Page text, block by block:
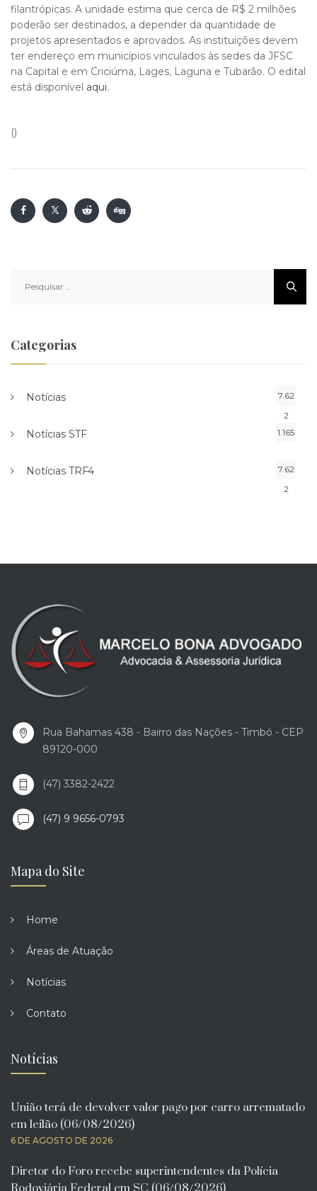
filantrópicas. A unidade estima que cerca de R$ 2 milhões
poderão ser destinados, a depender da quantidade de
projetos apresentados e aprovados. As instituições devem
ter endereço em municípios vinculados às sedes da JFSC
na Capital e em Criciúma, Lages, Laguna e Tubarão. O edital
está disponível aqui.
()
por:
Categorias
Notícias
7.62
2
Notícias STF 1.165
Notícias TRF4
7.62
2
Rua Bahamas 438 - Bairro das Nações - Timbó - CEP
89120-000
(47) 3382-2422
(47) 9 9656-0793
Mapa do Site
Home
Áreas de Atuação
Notícias
Contato
Notícias
União terá de devolver valor pago por carro arrematado
em leilão (06/08/2026)
6 DE AGOSTO DE 2026
Diretor do Foro recebe superintendentes da Polícia